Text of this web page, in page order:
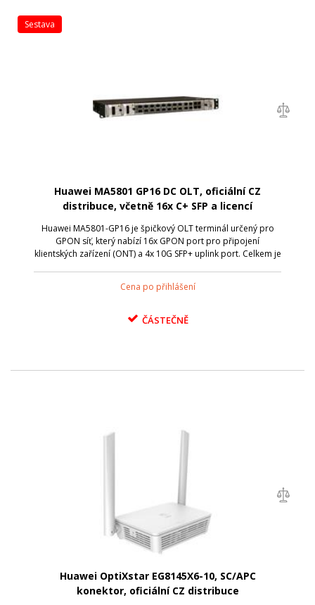
Huawei MA5801 GP16 DC OLT, oficiální CZ
distribuce, včetně 16x C+ SFP a licencí
Huawei MA5801-GP16 je špičkový OLT terminál určený pro
GPON síť, který nabízí 16x GPON port pro připojení
klientských zařízení (ONT) a 4x 10G SFP+ uplink port. Celkem je
Cena po přihlášení
sestava
ČÁSTEČNĚ
Huawei OptiXstar EG8145X6-10, SC/APC
konektor, oficiální CZ distribuce